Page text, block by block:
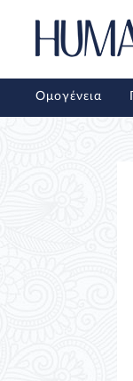
Ομογένεια